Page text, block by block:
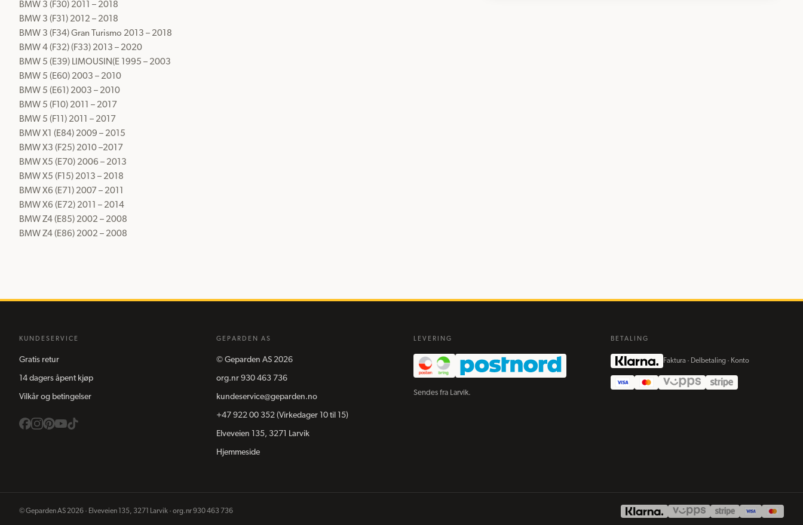
BMW 3 (F30) 2011 – 2018
BMW 3 (F31) 2012 – 2018
BMW 3 (F34) Gran Turismo 2013 – 2018
BMW 4 (F32) (F33) 2013 – 2020
BMW 5 (E39) LIMOUSIN(E 1995 – 2003
BMW 5 (E60) 2003 – 2010
BMW 5 (E61) 2003 – 2010
BMW 5 (F10) 2011 – 2017
BMW 5 (F11) 2011 – 2017
BMW X1 (E84) 2009 – 2015
BMW X3 (F25) 2010 –2017
BMW X5 (E70) 2006 – 2013
BMW X5 (F15) 2013 – 2018
BMW X6 (E71) 2007 – 2011
BMW X6 (E72) 2011 – 2014
BMW Z4 (E85) 2002 – 2008
BMW Z4 (E86) 2002 – 2008
KUNDESERVICE
Gratis retur
14 dagers åpent kjøp
Vilkår og betingelser
GEPARDEN AS
© Geparden AS 2026
org.nr 930 463 736
kundeservice@geparden.no
+47 922 00 352 (Virkedager 10 til 15)
Elveveien 135, 3271 Larvik
Hjemmeside
LEVERING
Sendes fra Larvik.
BETALING
Faktura · Delbetaling · Konto
©Geparden AS 2026 · Elveveien 135, 3271 Larvik · org.nr930 463 736